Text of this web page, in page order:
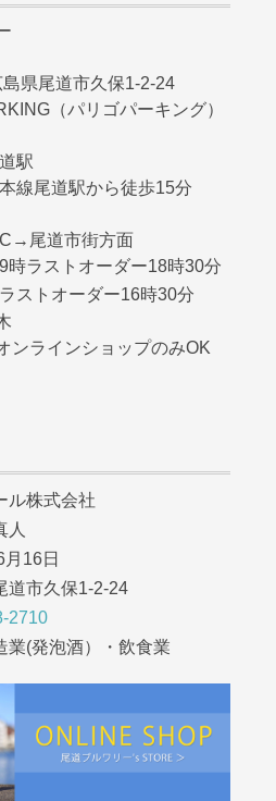
県尾道市久保1-2-24
（パリゴパーキング）
駅
線尾道駅から徒歩15分
尾道市街方面
ラストオーダー18時30分
ストオーダー16時30分
ラインショップのみOK
株式会社
人
16日
久保1-2-24
2710
(発泡酒）・飲食業